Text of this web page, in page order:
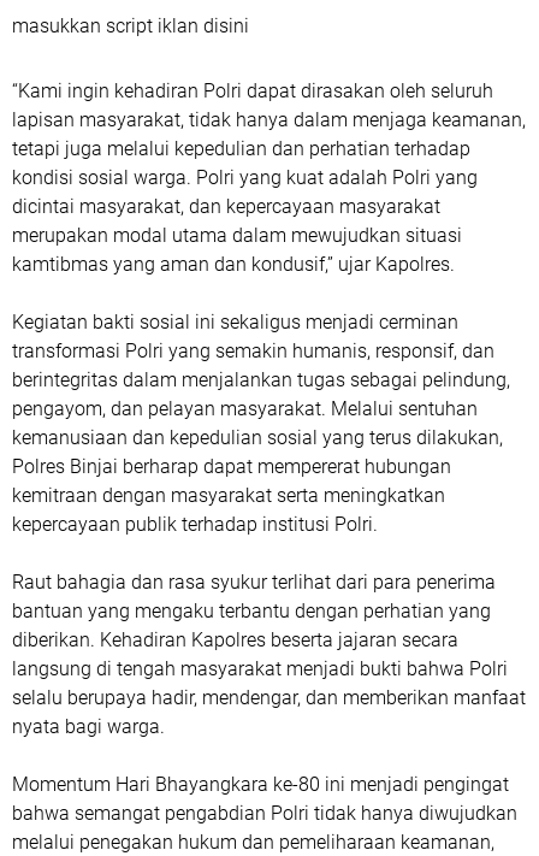
masukkan script iklan disini
“Kami ingin kehadiran Polri dapat dirasakan oleh seluruh
lapisan masyarakat, tidak hanya dalam menjaga keamanan,
tetapi juga melalui kepedulian dan perhatian terhadap
kondisi sosial warga. Polri yang kuat adalah Polri yang
dicintai masyarakat, dan kepercayaan masyarakat
merupakan modal utama dalam mewujudkan situasi
kamtibmas yang aman dan kondusif,” ujar Kapolres.
Kegiatan bakti sosial ini sekaligus menjadi cerminan
transformasi Polri yang semakin humanis, responsif, dan
berintegritas dalam menjalankan tugas sebagai pelindung,
pengayom, dan pelayan masyarakat. Melalui sentuhan
kemanusiaan dan kepedulian sosial yang terus dilakukan,
Polres Binjai berharap dapat mempererat hubungan
kemitraan dengan masyarakat serta meningkatkan
kepercayaan publik terhadap institusi Polri.
Raut bahagia dan rasa syukur terlihat dari para penerima
bantuan yang mengaku terbantu dengan perhatian yang
diberikan. Kehadiran Kapolres beserta jajaran secara
langsung di tengah masyarakat menjadi bukti bahwa Polri
selalu berupaya hadir, mendengar, dan memberikan manfaat
nyata bagi warga.
Momentum Hari Bhayangkara ke-80 ini menjadi pengingat
bahwa semangat pengabdian Polri tidak hanya diwujudkan
melalui penegakan hukum dan pemeliharaan keamanan,